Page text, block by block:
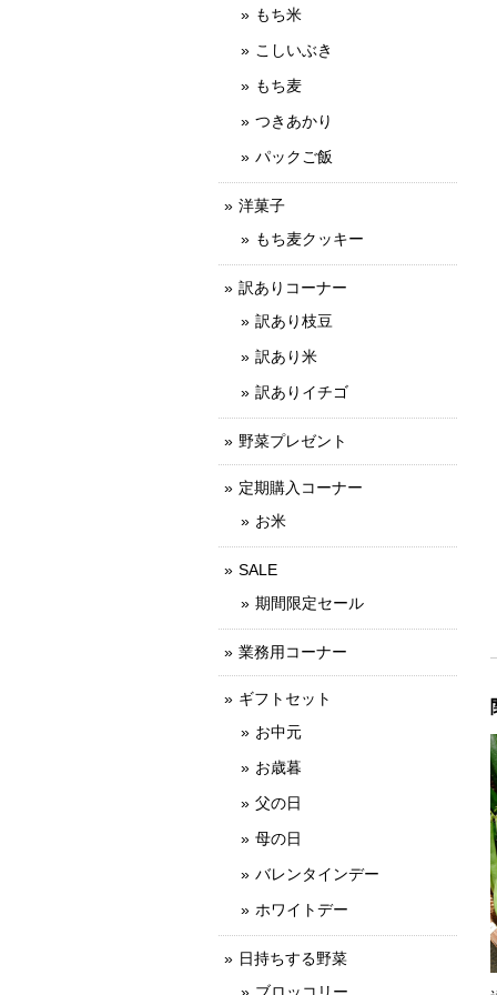
もち米
こしいぶき
もち麦
つきあかり
パックご飯
洋菓子
もち麦クッキー
訳ありコーナー
訳あり枝豆
訳あり米
訳ありイチゴ
野菜プレゼント
定期購入コーナー
お米
SALE
期間限定セール
業務用コーナー
ギフトセット
お中元
お歳暮
父の日
母の日
バレンタインデー
ホワイトデー
日持ちする野菜